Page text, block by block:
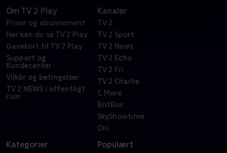
Om TV 2 Play
Priser og abonnement
Her kan du se TV 2 Play
Gavekort til TV 2 Play
Support og
Kundecenter
Vilkår og betingelser
TV 2 NEWS i offentligt
rum
Kanaler
TV 2
TV 2 Sport
TV 2 News
TV 2 Echo
TV 2 Fri
TV 2 Charlie
C More
BritBox
SkyShowtime
Oiii
Kategorier Populært